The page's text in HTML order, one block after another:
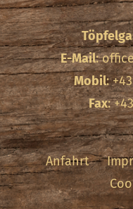
E-Mail:
Mobil:
Fax:
Anfahrt